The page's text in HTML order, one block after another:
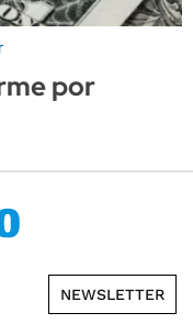
por
NEWSLETTER